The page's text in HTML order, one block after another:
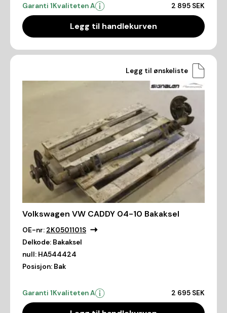
Garanti 1Kvaliteten A 2 895 SEK
Legg til handlekurven
Legg til ønskeliste
Volkswagen VW CADDY 04-10 Bakaksel
OE-nr: 2K0501101S
Delkode: Bakaksel
null: HA544424
Posisjon: Bak
Garanti 1Kvaliteten A 2 695 SEK